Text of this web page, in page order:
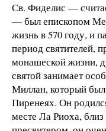
Св. Фиделис —
— был епископом
жизнь в 570 году, и
период святителей,
монашеской жизни,
святой занимает
Миллан, который
Пиренеях. Он
месте Ла Риоха,